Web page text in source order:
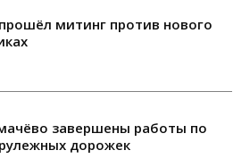
митинг против нового
завершены работы по
дорожек